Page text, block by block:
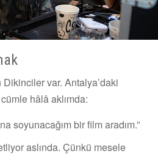
var. Antalya’daki
hâlâ aklımda:
soyunacağım bir film aradım.”
aslında. Çünkü mesele